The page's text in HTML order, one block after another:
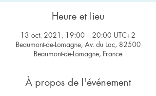
Heure et lieu
13 oct. 2021, 19:00 – 20:00 UTC+2
Beaumont-de-Lomagne, Av. du Lac, 82500
Beaumont-de-Lomagne, France
À propos de l'événement